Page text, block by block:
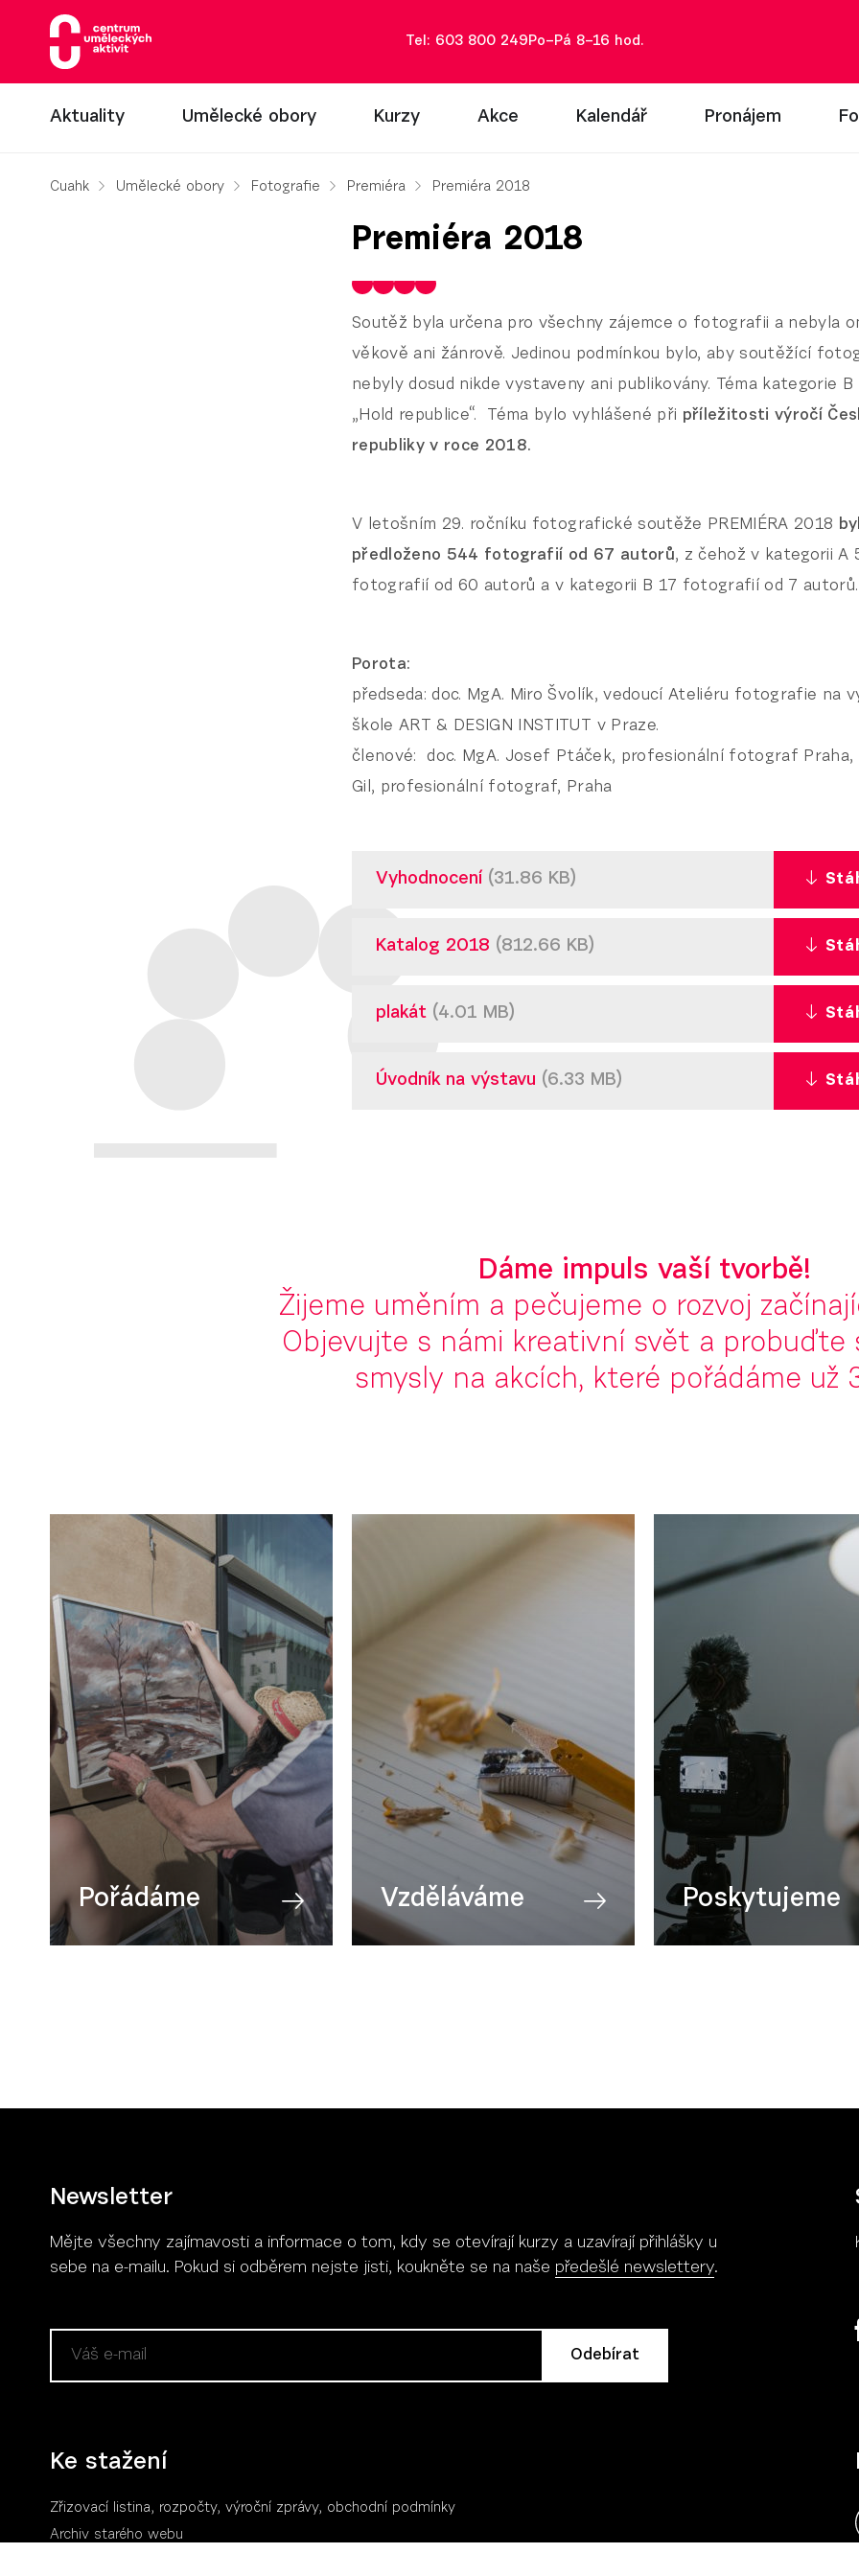
Tel: 603 800 249 Po–Pá 8–16 hod.
Aktuality Umělecké obory Kurzy Akce Kalendář Pronájem
Cuahk Umělecké obory Fotografie Premiéra Premiéra 2018
Premiéra 2018
Soutěž byla určena pro všechny zájemce o fotografii a nebyla
věkově ani žánrově. Jedinou podmínkou bylo, aby soutěžící
nebyly dosud nikde vystaveny ani publikovány. Téma kategorie B
„Hold republice“. Téma bylo vyhlášené při příležitosti výročí
republiky v roce 2018.
V letošním 29. ročníku fotografické soutěže PREMIÉRA 2018
předloženo 544 fotografií od 67 autorů, z čehož v kategorii A
fotografií od 60 autorů a v kategorii B 17 fotografií od 7 autorů.
Porota:
předseda: doc. MgA. Miro Švolík, vedoucí Ateliéru fotografie na
škole ART & DESIGN INSTITUT v Praze.
členové: doc. MgA. Josef Ptáček, profesionální fotograf Praha,
Gil, profesionální fotograf, Praha
Vyhodnocení (31.86 KB)
Katalog 2018 (812.66 KB)
plakát (4.01 MB)
Úvodník na výstavu (6.33 MB)
Dáme impuls vaší tvorbě!
Žijeme uměním a pečujeme o rozvoj
Objevujte s námi kreativní svět a probuďte
smysly na akcích, které pořádáme už
Pořádáme
Více
Vzděláváme
Více
Poskytujeme
Newsletter
Mějte všechny zajímavosti a informace o tom, kdy se otevírají kurzy a uzavírají přihlášky u
sebe na e-mailu. Pokud si odběrem nejste jisti, koukněte se na naše předešlé newslettery.
Ke stažení
Zřizovací listina, rozpočty, výroční zprávy, obchodní podmínky
Archiv starého webu